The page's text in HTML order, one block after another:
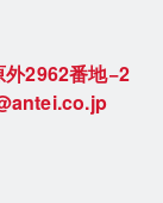
2962番地−2